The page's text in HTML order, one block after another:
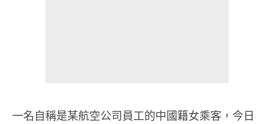
一名自稱是某航空公司員工的中國籍女乘客，今日